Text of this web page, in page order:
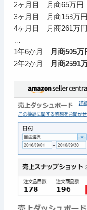
2ヶ月目 月商65万円
3ヶ月目 月商153万円
4ヶ月目 月商261万円
…
1年6か月
月商505万
2年2か月
月商2591